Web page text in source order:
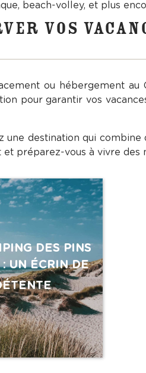
beach-volley, et plus
VOS
ou hébergement
pour garantir vos
une destination qui
et préparez-vous à vivre
DES PINS
UN ÉCRIN DE